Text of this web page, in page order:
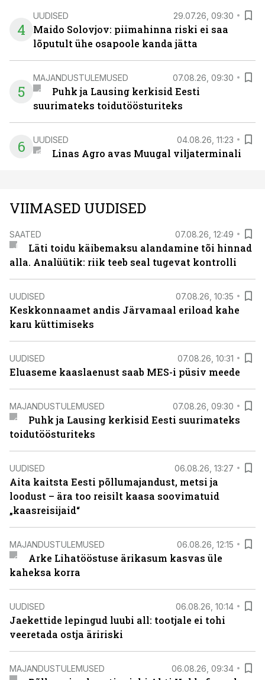
4
UUDISED 29.07.26, 09:30
Maido Solovjov: piimahinna riski ei saa
lõputult ühe osapoole kanda jätta
5
MAJANDUSTULEMUSED 07.08.26, 09:30
Puhk ja Lausing kerkisid Eesti
suurimateks toidutöösturiteks
6 UUDISED 04.08.26, 11:23
Linas Agro avas Muugal viljaterminali
VIIMASED UUDISED
SAATED 07.08.26, 12:49
Läti toidu käibemaksu alandamine tõi hinnad
alla. Analüütik: riik teeb seal tugevat kontrolli
UUDISED 07.08.26, 10:35
Keskkonnaamet andis Järvamaal eriload kahe
karu küttimiseks
UUDISED 07.08.26, 10:31
Eluaseme kaaslaenust saab MES-i püsiv meede
MAJANDUSTULEMUSED 07.08.26, 09:30
Puhk ja Lausing kerkisid Eesti suurimateks
toidutöösturiteks
UUDISED 06.08.26, 13:27
Aita kaitsta Eesti põllumajandust, metsi ja
loodust – ära too reisilt kaasa soovimatuid
„kaasreisijaid“
MAJANDUSTULEMUSED 06.08.26, 12:15
Arke Lihatööstuse ärikasum kasvas üle
kaheksa korra
UUDISED 06.08.26, 10:14
Jaekettide lepingud luubi all: tootjale ei tohi
veeretada ostja äririski
MAJANDUSTULEMUSED 06.08.26, 09:34